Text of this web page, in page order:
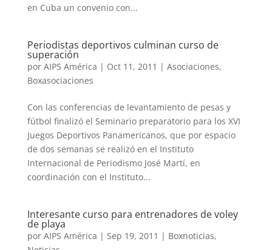
en Cuba un convenio con...
Periodistas deportivos culminan curso de
superación
por AIPS América | Oct 11, 2011 | Asociaciones,
Boxasociaciones
Con las conferencias de levantamiento de pesas y
fútbol finalizó el Seminario preparatorio para los XVI
Juegos Deportivos Panamericanos, que por espacio
de dos semanas se realizó en el Instituto
Internacional de Periodismo José Martí, en
coordinación con el Instituto...
Interesante curso para entrenadores de voley
de playa
por AIPS América | Sep 19, 2011 | Boxnoticias,